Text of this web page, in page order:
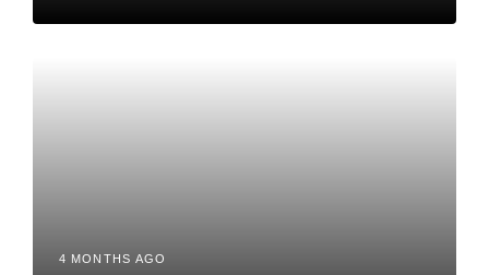
4 MONTHS AGO